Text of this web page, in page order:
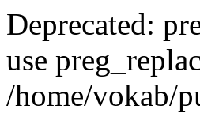
Deprecated:
use
/home/vokab/